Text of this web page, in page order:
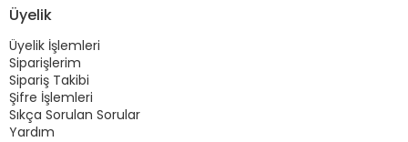
Üyelik
Üyelik İşlemleri
Siparişlerim
Sipariş Takibi
Şifre İşlemleri
Sıkça Sorulan Sorular
Yardım